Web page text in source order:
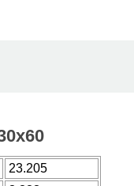
23.205